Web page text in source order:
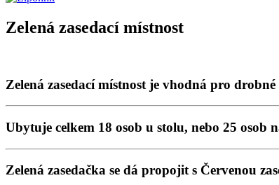
Zelená zasedací místnost
Zelená zasedací místnost je vhodná pro
Ubytuje celkem 18 osob u stolu, nebo 25 osob
Zelená zasedačka se dá propojit s Červenou